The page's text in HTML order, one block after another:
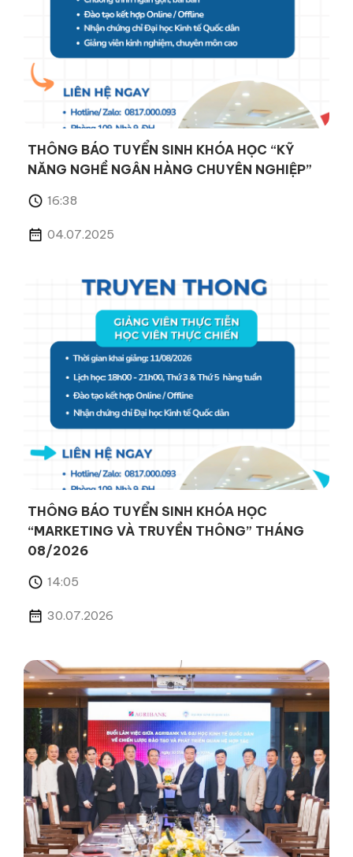
THÔNG BÁO TUYỂN SINH KHÓA HỌC “KỸ
NĂNG NGHỀ NGÂN HÀNG CHUYÊN NGHIỆP”
16:38
04.07.2025
THÔNG BÁO TUYỂN SINH KHÓA HỌC
“MARKETING VÀ TRUYỀN THÔNG” THÁNG
08/2026
14:05
30.07.2026